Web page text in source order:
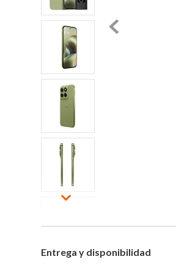
Entrega y disponibilidad